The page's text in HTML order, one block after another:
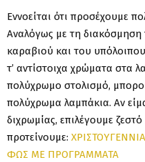
Εννοείται ότι προσέχουμε
Αναλόγως με τη
καραβιού και του υπόλοιπου
τ’ αντίστοιχα χρώματα στα
πολύχρωμο στολισμό,
πολύχρωμα λαμπάκια. Αν
διχρωμίας, επιλέγουμε ζεστό
προτείνουμε:
ΦΩΣ ΜΕ ΠΡΟΓΡΑΜΜΑΤΑ